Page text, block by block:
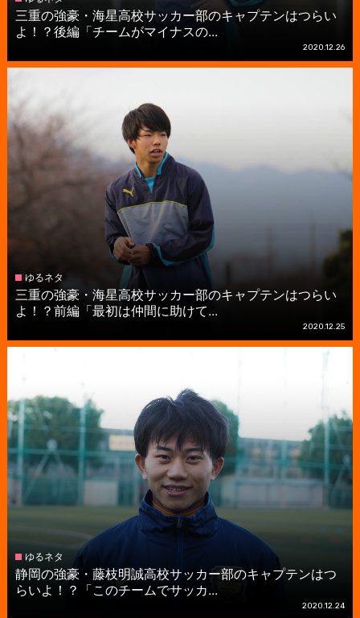
三重の強豪・海星高校サッカー部のキャプテンはつらい
よ！？後編「チームがマイナスの...
2020.12.26
ゆるネタ
三重の強豪・海星高校サッカー部のキャプテンはつらい
よ！？前編「最初は仲間に助けて...
2020.12.25
ゆるネタ
静岡の強豪・藤枝明誠高校サッカー部のキャプテンはつ
らいよ！？「このチームでサッカ...
2020.12.24